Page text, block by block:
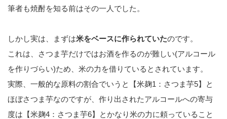
筆者も焼酎を知る前はその一人でした。
しかし実は、まずは米をベースに作られていたのです。
これは、さつま芋だけではお酒を作るのが難しい(アルコール
を作りづらい)ため、米の力を借りているとされています。
実際、一般的な原料の割合でいうと【米麹1：さつま芋5】と
ほぼさつま芋なのですが、作り出されたアルコールへの寄与
度は【米麹4：さつま芋6】とかなり米の力に頼っていること